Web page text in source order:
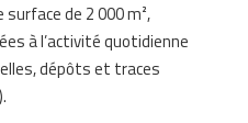
de 2 000 m²,
à l’activité quotidienne
dépôts et traces